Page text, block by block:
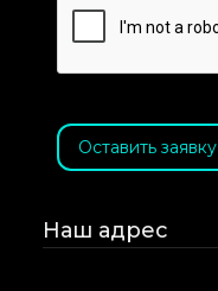
Оставить заявку
Наш адрес